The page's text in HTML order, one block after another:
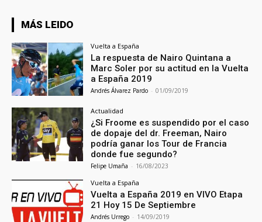
MÁS LEIDO
Vuelta a España
La respuesta de Nairo Quintana a
Marc Soler por su actitud en la Vuelta
a España 2019
Andrés Álvarez Pardo - 01/09/2019
Actualidad
¿Si Froome es suspendido por el caso
de dopaje del dr. Freeman, Nairo
podría ganar los Tour de Francia
donde fue segundo?
Felipe Umaña - 16/08/2023
Vuelta a España
Vuelta a España 2019 en VIVO Etapa
21 Hoy 15 De Septiembre
Andrés Urrego - 14/09/2019